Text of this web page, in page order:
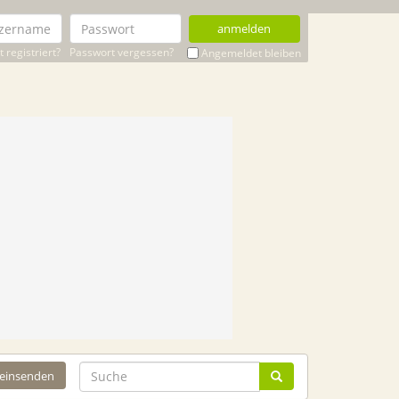
anmelden
registriert? Passwort vergessen? Angemeldet bleiben